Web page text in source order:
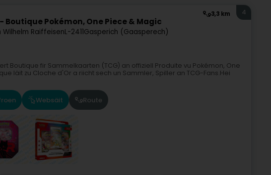
3,3 km
Boutique Pokémon, One Piece & Magic
Wilhelm RaiffeisenL-2411Gasperich (Gaasperech)
4
Boutique fir Sammelkaarten (TCG) an offiziell Produite vu Pokémon, One
läit zu Cloche d'Or a riicht sech un Sammler, Spiller an TCG-Fans.Hei
Websäit Route